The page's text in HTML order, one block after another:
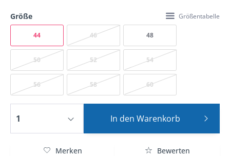
Größe Größentabelle
44 46 48
50 52 54
56 58 60
In den Warenkorb
Merken Bewerten